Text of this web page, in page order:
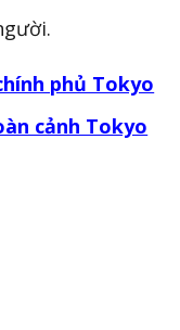
phủ Tokyo
cảnh Tokyo